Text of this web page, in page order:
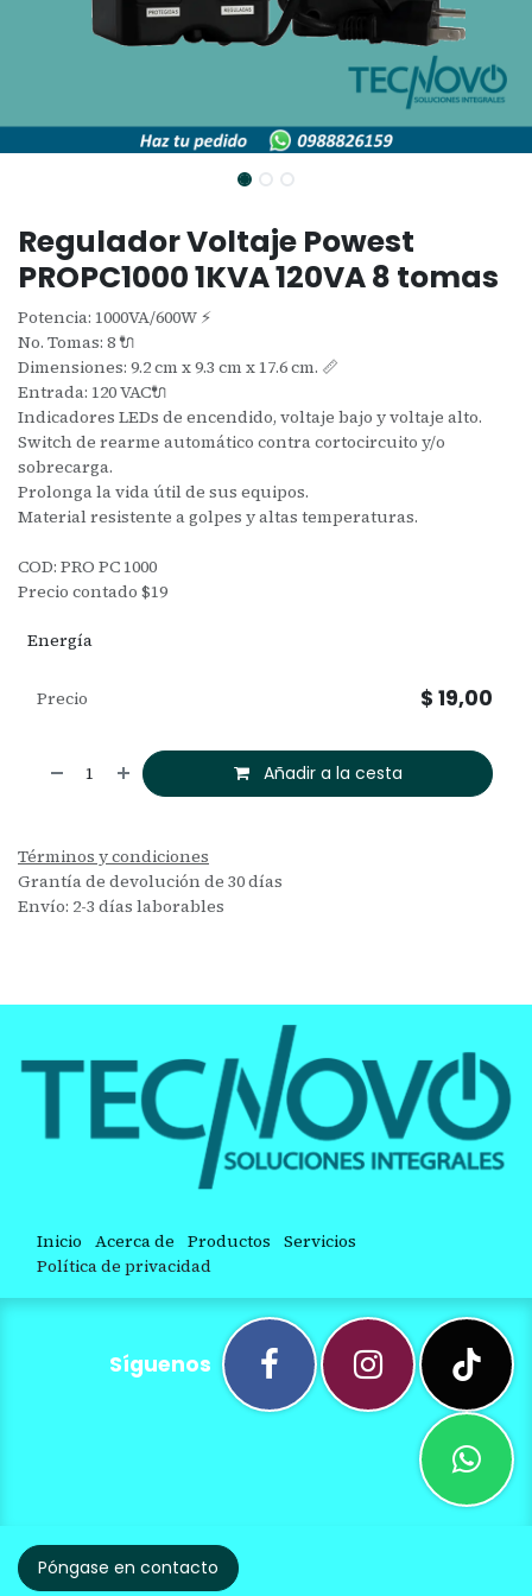
Regulador Voltaje Powest
PROPC1000 1KVA 120VA 8 tomas
Potencia: 1000VA/600W ⚡
No. Tomas: 8 🔌
Dimensiones: 9.2 cm x 9.3 cm x 17.6 cm. 📏
Entrada: 120 VAC🔌
Indicadores LEDs de encendido, voltaje bajo y voltaje alto.
Switch de rearme automático contra cortocircuito y/o
sobrecarga.
Prolonga la vida útil de sus equipos.
Material resistente a golpes y altas temperaturas.
COD: PRO PC 1000
Precio contado $19
Energía
Añadir a la cesta
Precio $ 19,00
Términos y condiciones
Grantía de devolución de 30 días
Envío: 2-3 días laborables
Inicio Acerca de Productos Servicios
Política de privacidad
Síguenos
Póngase en contacto